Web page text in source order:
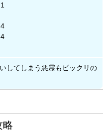
してしまう悪霊もビックリの
略